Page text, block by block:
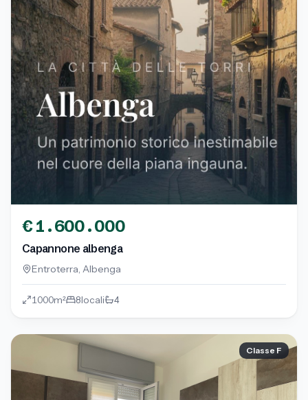
€1.600.000
Capannone albenga
Entroterra, Albenga
1000m² 8locali 4
Classe F